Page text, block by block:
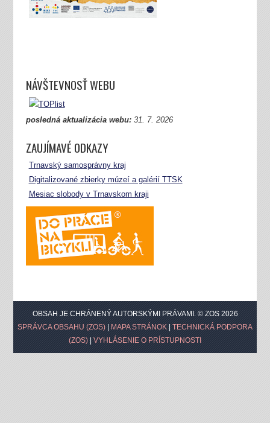
NÁVŠTEVNOSŤ WEBU
posledná aktualizácia webu:31. 7. 2026
ZAUJÍMAVÉ ODKAZY
Trnavský samosprávny kraj
Digitalizované zbierky múzeí a galérií TTSK
Mesiac slobody v Trnavskom kraji
OBSAH JE CHRÁNENÝ AUTORSKÝMI PRÁVAMI. © ZOS 2026
SPRÁVCA OBSAHU (ZOS) | MAPA STRÁNOK | TECHNICKÁ PODPORA
(ZOS) | VYHLÁSENIE O PRÍSTUPNOSTI